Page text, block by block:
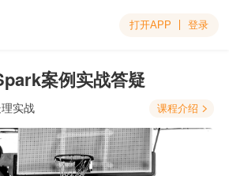
打开APP 登录
案例实战答疑
实战 课程介绍 